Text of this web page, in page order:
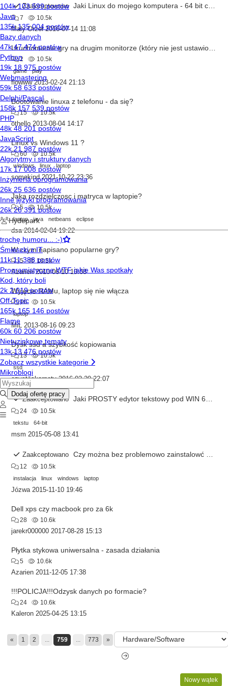
Zaakceptowano Jaki Linux do mojego komputera - 64 bit czy 32 bit?
7 10.5k
Mały Orzeł 2016-07-14 11:08
2
10.5k
game
play
flowww 2013-02-24 21:13
Bootowanie linuxa z telefonu - da się?
15 10.5k
othello 2013-08-04 14:17
Linux vs Windows 11 ?
60
10.5k
windows
linux laptop
somekind 2021-10-22 23:36
Jaka rozdzielczosc i matryca w laptopie?
5
10.5k
laptop
java netbeans eclipse
dsa 2014-02-04 19:22
W czym napisano popularne gry?
5 10.5k
Azarien 2010-06-10 10:08
Wyjęcie RAMu, laptop się nie włącza
10
10.5k
laptop
MiL 2013-08-16 09:23
Dysk ssd a szybkość kopiowania
13
10.5k
ssd
czysteskarpety 2016-02-20 22:07
Zaakceptowano Jaki PROSTY edytor tekstowy pod WIN 64-BIT????
24
10.5k
tekstu
64-bit
msm 2015-05-08 13:41
Zaakceptowano Czy można bez problemowo zainstalowć dowolną dystrybucje Linuxa obok Win 8.1 (od nowości)?
12
10.5k
instalacja
linux windows laptop
Józwa 2015-11-10 19:46
Dell xps czy macbook pro za 6k
28 10.6k
jarekr000000 2017-08-28 15:13
Płytka stykowa uniwersalna - zasada działania
5 10.6k
Azarien 2011-12-05 17:38
!!!POLICJA!!!Odzysk danych po formacie?
24 10.6k
Kaleron 2025-04-25 13:15
« 1 2 ... 759 ... 773 »
Nowy wątek